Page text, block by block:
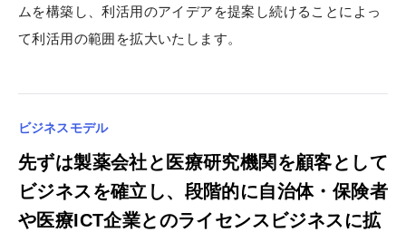
ムを構築し、利活用のアイデアを提案し続けることによっ
て利活用の範囲を拡大いたします。
ビジネスモデル
先ずは製薬会社と医療研究機関を顧客として
ビジネスを確立し、段階的に自治体・保険者
や医療ICT企業とのライセンスビジネスに拡